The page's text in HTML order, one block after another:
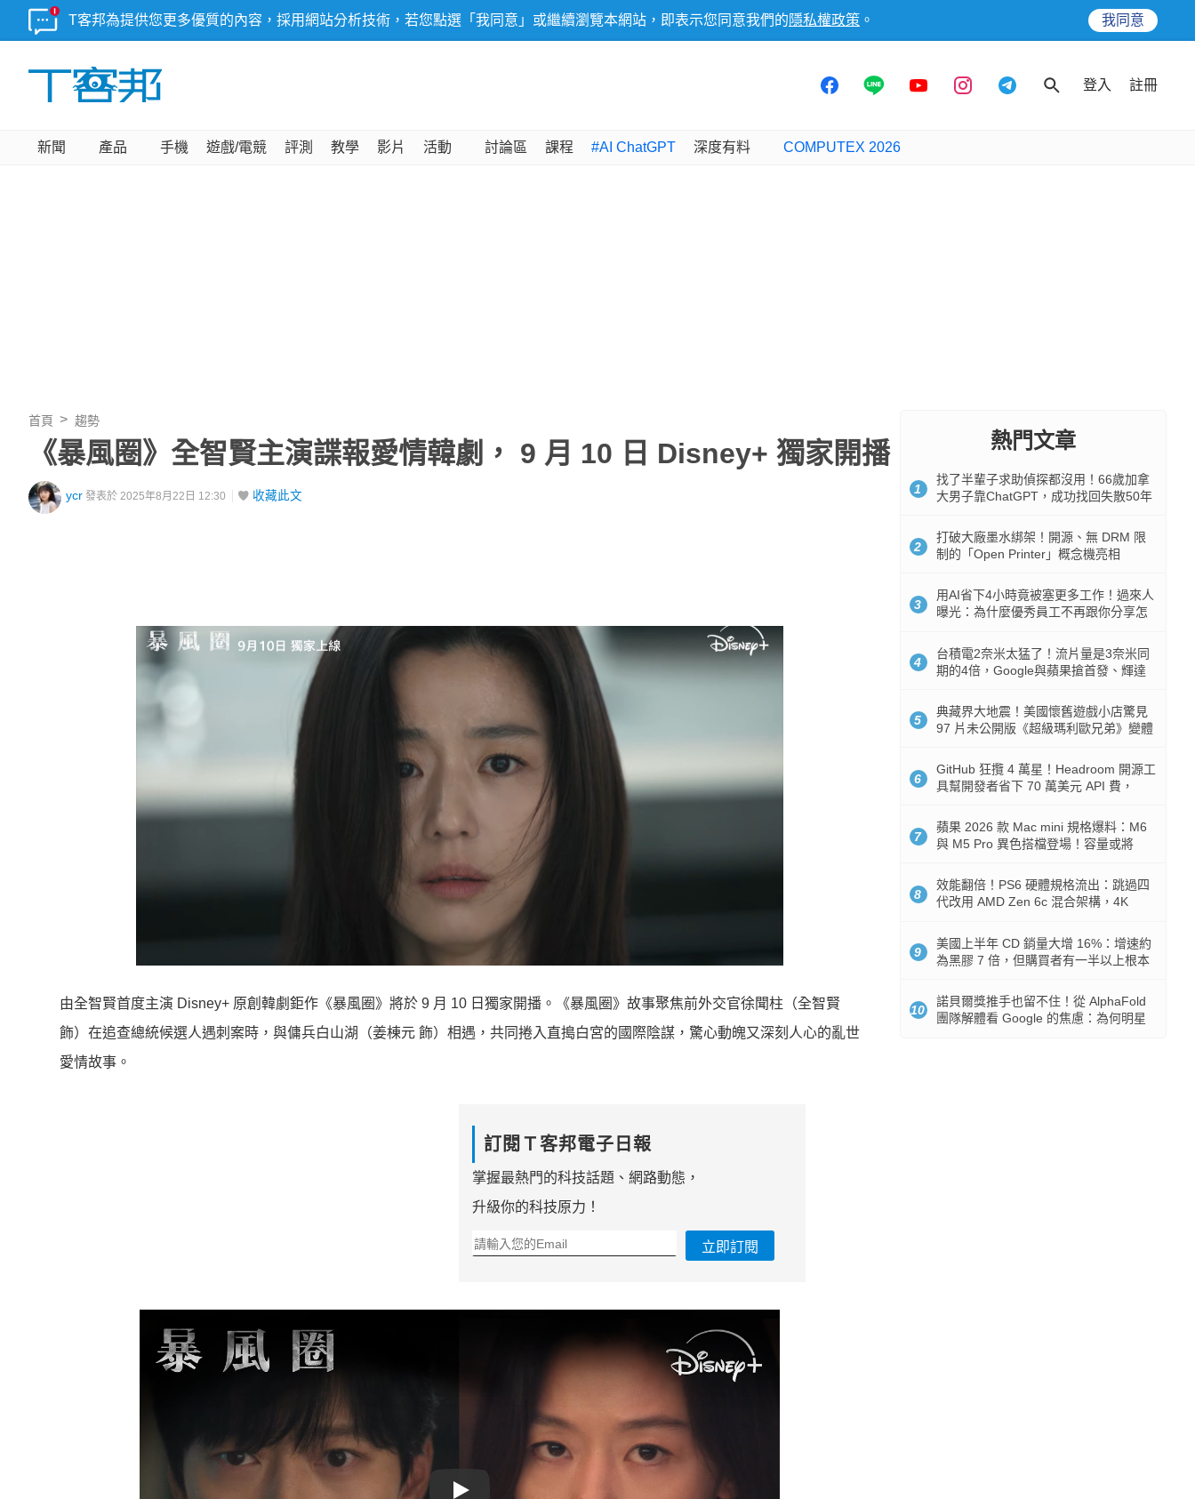
T客邦為提供您更多優質的內容，採用網站分析技術，若您點選「我同意」或繼續瀏覽本網站，即表示您同意我們的 隱私權政策 。 我同意
登入 註冊
新聞 產品 手機 遊戲/電競 評測 教學 影片 活動 討論區 課程 #AI ChatGPT 深度有料 COMPUTEX 2026
首頁 趨勢
《暴風圈》全智賢主演諜報愛情韓劇， 9 月 10 日 Disney+ 獨家開播
ycr 發表於 2025年8月22日 12:30 收藏此文
由全智賢首度主演 Disney+ 原創韓劇鉅作《暴風圈》將於 9 月 10 日獨家開播。《暴風圈》故事聚焦前外交官徐聞柱（全智賢
飾）在追查總統候選人遇刺案時，與傭兵白山湖（姜棟元 飾）相遇，共同捲入直搗白宮的國際陰謀，驚心動魄又深刻人心的亂世
愛情故事。
訂閱Ｔ客邦電子日報
掌握最熱門的科技話題、網路動態，
升級你的科技原力！
立即訂閱
熱門文章
1
找了半輩子求助偵探都沒用！66歲加拿
大男子靠ChatGPT，成功找回失散50年
2
打破大廠墨水綁架！開源、無 DRM 限
制的「Open Printer」概念機亮相
3
用AI省下4小時竟被塞更多工作！過來人
曝光：為什麼優秀員工不再跟你分享怎
4
台積電2奈米太猛了！流片量是3奈米同
期的4倍，Google與蘋果搶首發、輝達
5
典藏界大地震！美國懷舊遊戲小店驚見
97 片未公開版《超級瑪利歐兄弟》變體
6
GitHub 狂攬 4 萬星！Headroom 開源工
具幫開發者省下 70 萬美元 API 費，
7
蘋果 2026 款 Mac mini 規格爆料：M6
與 M5 Pro 異色搭檔登場！容量或將
8
效能翻倍！PS6 硬體規格流出：跳過四
代改用 AMD Zen 6c 混合架構，4K
9
美國上半年 CD 銷量大增 16%：增速約
為黑膠 7 倍，但購買者有一半以上根本
10
諾貝爾獎推手也留不住！從 AlphaFold
團隊解體看 Google 的焦慮：為何明星